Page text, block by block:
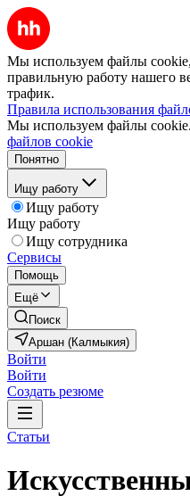
Мы используем файлы
правильную работу нашего
трафик.
Правила использования
Мы используем файлы cookie.
файлов cookie
Понятно
Ищу работу
Ищу работу
Ищу работу
Ищу сотрудника
Сервисы
Помощь
Ещё
Поиск
Аршан (Калмыкия)
Войти
Войти
Создать резюме
Статьи